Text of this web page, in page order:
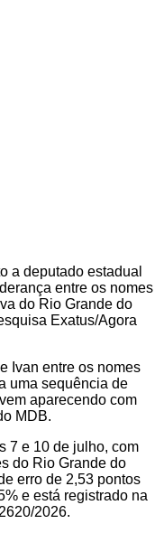
a deputado estadual
entre os nomes
do Rio Grande do
Exatus/Agora
Ivan entre os nomes
uma sequência de
aparecendo com
MDB.
7 e 10 de julho, com
do Rio Grande do
erro de 2,53 pontos
e está registrado na
2026.